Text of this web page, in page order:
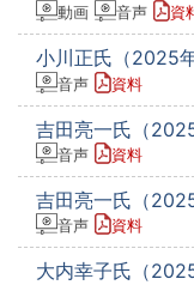
動画 音声 資
小川正氏（2025
音声 資料
吉田亮一氏（
音声 資料
吉田亮一氏（
音声 資料
大内幸子氏（